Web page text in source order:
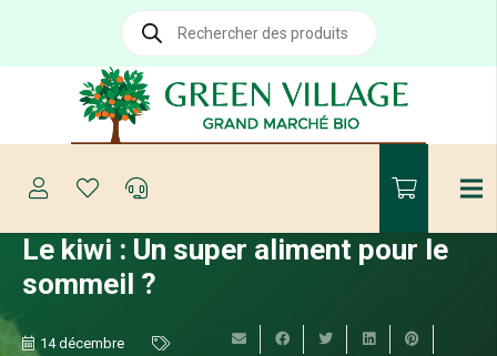
Recherche
produits
Le kiwi : Un super aliment pour le
sommeil ?
14 décembre